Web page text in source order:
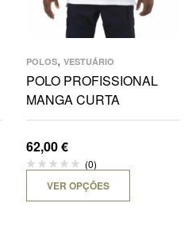
POLOS, VESTUÁRIO
POLO PROFISSIONAL
MANGA CURTA
62,00€
(0)
VER OPÇÕES